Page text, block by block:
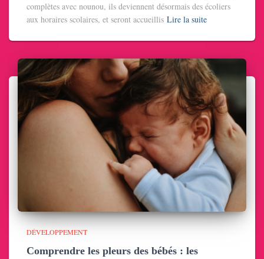
complètes avec nounou, ils deviennent désormais des écoliers
aux horaires scolaires, et seront accueillis Lire la suite
DÉVELOPPEMENT
Comprendre les pleurs des bébés : les